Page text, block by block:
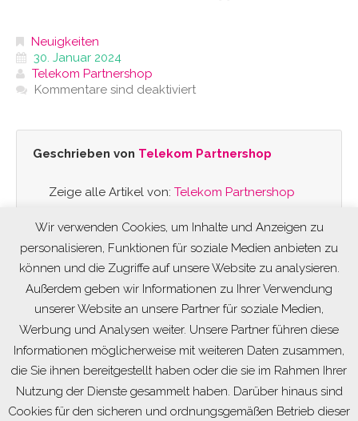
Neuigkeiten
30. Januar 2024
Telekom Partnershop
Kommentare sind deaktiviert
Geschrieben von Telekom Partnershop
Zeige alle Artikel von: Telekom Partnershop
Wir verwenden Cookies, um Inhalte und Anzeigen zu
personalisieren, Funktionen für soziale Medien anbieten zu
können und die Zugriffe auf unsere Website zu analysieren.
Außerdem geben wir Informationen zu Ihrer Verwendung
unserer Website an unsere Partner für soziale Medien,
Werbung und Analysen weiter. Unsere Partner führen diese
Informationen möglicherweise mit weiteren Daten zusammen,
die Sie ihnen bereitgestellt haben oder die sie im Rahmen Ihrer
Nutzung der Dienste gesammelt haben. Darüber hinaus sind
Cookies für den sicheren und ordnungsgemäßen Betrieb dieser